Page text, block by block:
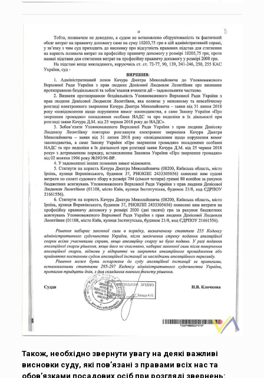
Також, необхідно звернути увагу на деякі важливі
висновки суду, які пов’язані з правами всіх нас та
обов’язками посадових осіб при розгляді звернень: